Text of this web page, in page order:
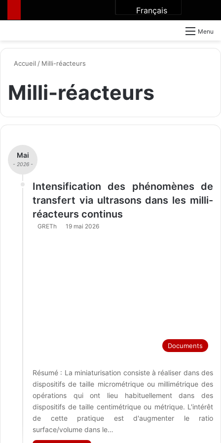
Français
Menu
Rechercher
Accueil / Milli-réacteurs
Milli-réacteurs
Mai
- 2026 -
Intensification des phénomènes de
transfert via ultrasons dans les milli-
réacteurs continus
GRETh 19 mai 2026
Documents
Résumé : La miniaturisation consiste à réaliser dans des
dispositifs de taille micrométrique ou millimétrique des
opérations qui ont lieu habituellement dans des
dispositifs de taille centimétrique ou métrique. L'intérêt
de cette pratique est d'augmenter le ratio
surface/volume dans le…